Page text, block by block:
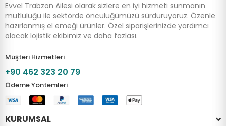
Evvel Trabzon Ailesi olarak sizlere en iyi hizmeti sunmanın
mutluluğu ile sektörde öncülüğümüzü sürdürüyoruz. Özenle
hazırlanmış el emeği ürünler. Özel siparişlerinizde yardımcı
olacak lojistik ekibimiz ve daha fazlası.
Müşteri Hizmetleri
+90 462 323 20 79
Ödeme Yöntemleri
KURUMSAL